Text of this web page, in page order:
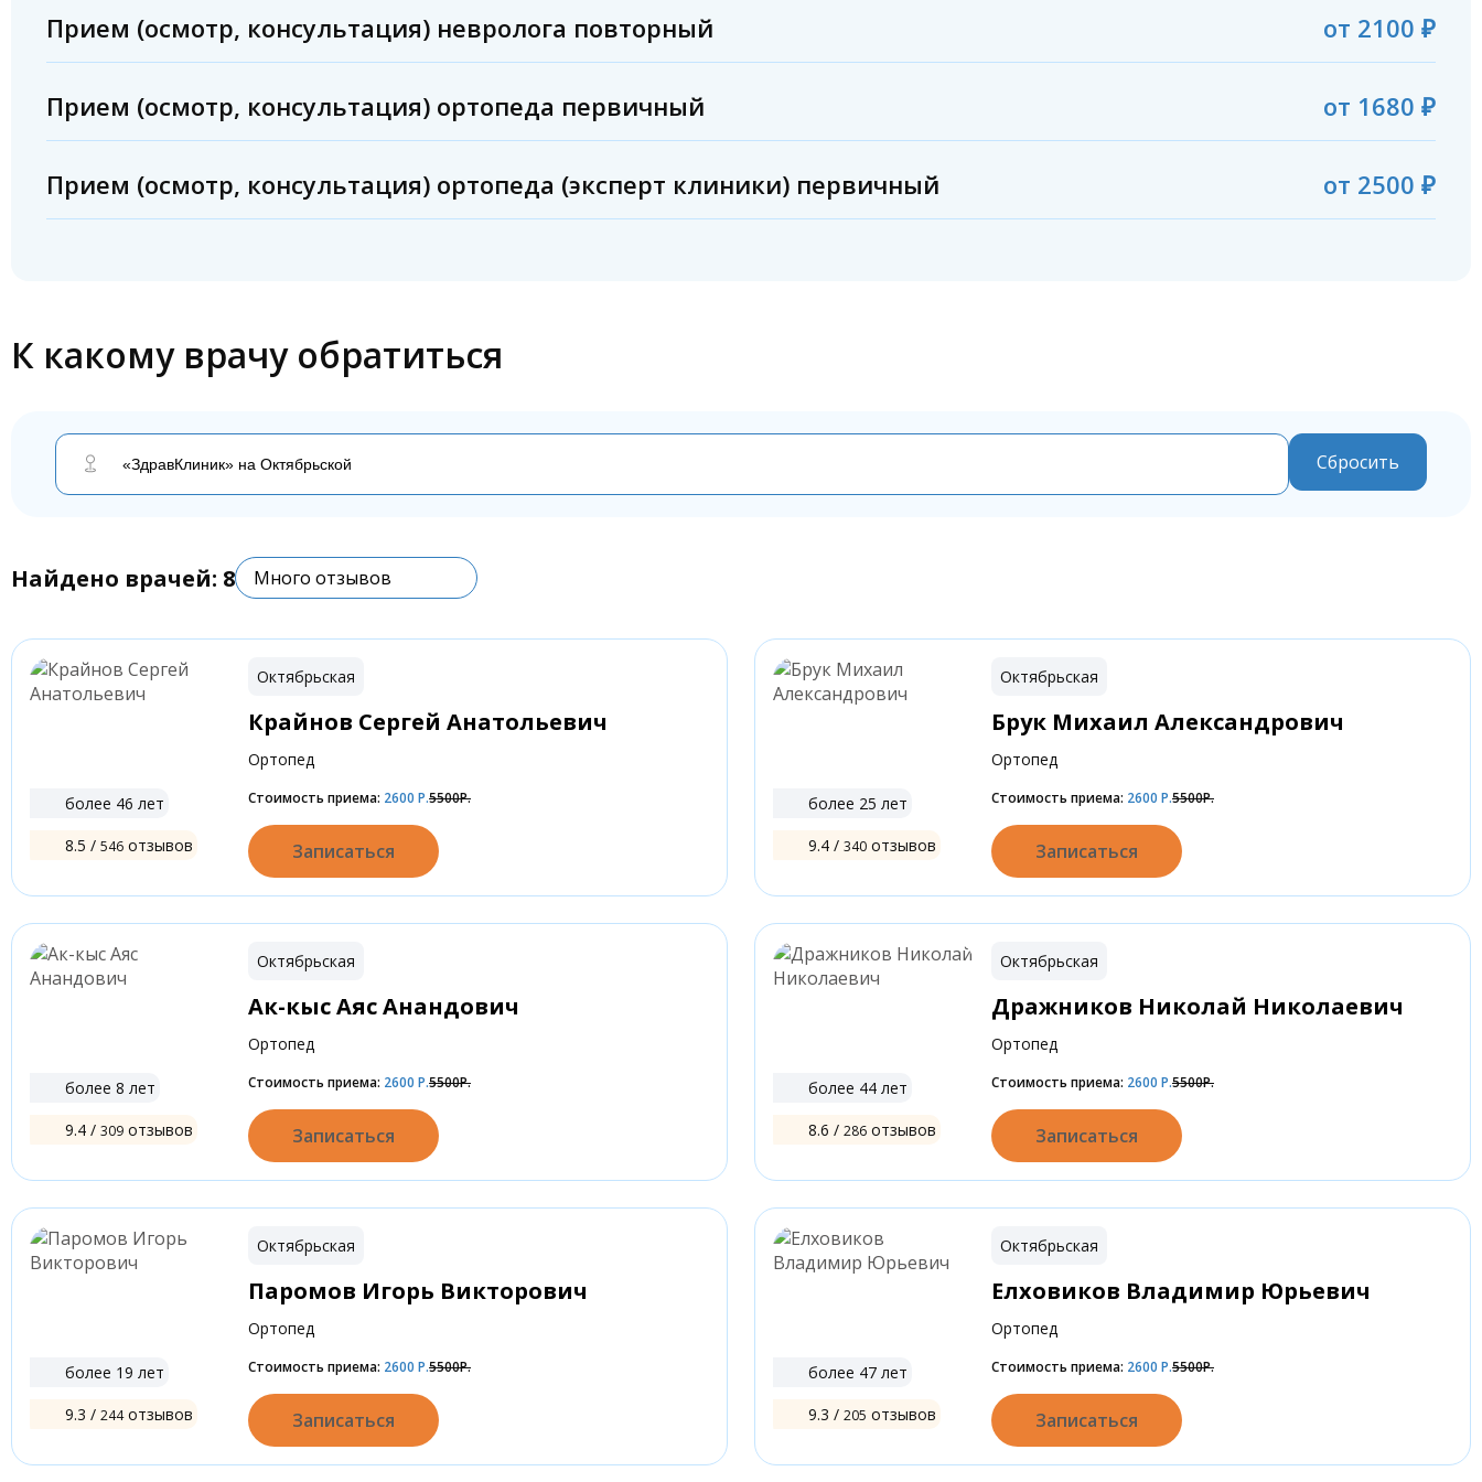
Прием (осмотр, консультация) невролога повторный от 2100 ₽
Прием (осмотр, консультация) ортопеда первичный от 1680 ₽
Прием (осмотр, консультация) ортопеда (эксперт клиники) первичный от 2500 ₽
К какому врачу обратиться
Сбросить
Найдено врачей: 8 Много отзывов
более 46 лет
8.5 / 546 отзывов
Октябрьская
Крайнов Сергей Анатольевич
Ортопед
Стоимость приема: 2600 Р.5500Р.
Записаться
более 25 лет
9.4 / 340 отзывов
Октябрьская
Брук Михаил Александрович
Ортопед
Стоимость приема: 2600 Р.5500Р.
Записаться
более 8 лет
9.4 / 309 отзывов
Октябрьская
Ак-кыс Аяс Анандович
Ортопед
Стоимость приема: 2600 Р.5500Р.
Записаться
более 44 лет
8.6 / 286 отзывов
Октябрьская
Дражников Николай Николаевич
Ортопед
Стоимость приема: 2600 Р.5500Р.
Записаться
более 19 лет
9.3 / 244отзывов
Октябрьская
Паромов Игорь Викторович
Ортопед
Стоимость приема: 2600 Р.5500Р.
Записаться
более 47 лет
9.3 / 205 отзывов
Октябрьская
Елховиков Владимир Юрьевич
Ортопед
Стоимость приема: 2600 Р.5500Р.
Записаться